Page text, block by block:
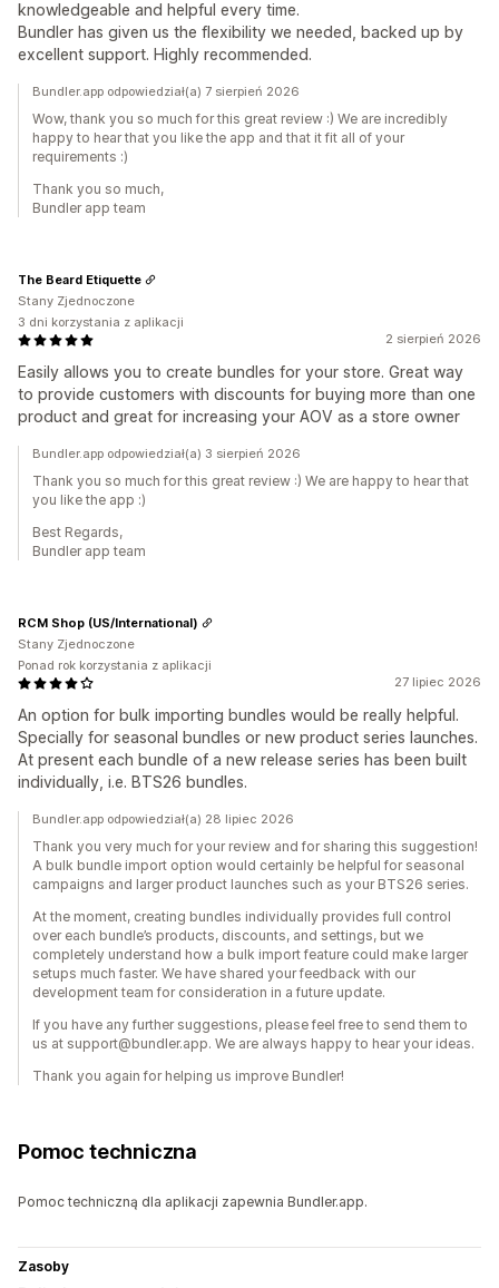
knowledgeable and helpful every time.
Bundler has given us the flexibility we needed, backed up by
excellent support. Highly recommended.
Bundler.app odpowiedział(a) 7 sierpień 2026
Wow, thank you so much for this great review :) We are incredibly
happy to hear that you like the app and that it fit all of your
requirements :)
Thank you so much,
Bundler app team
2 sierpień 2026
Easily allows you to create bundles for your store. Great way
to provide customers with discounts for buying more than one
product and great for increasing your AOV as a store owner
The Beard Etiquette
Stany Zjednoczone
3 dni korzystania z aplikacji
Bundler.app odpowiedział(a) 3 sierpień 2026
Thank you so much for this great review :) We are happy to hear that
you like the app :)
Best Regards,
Bundler app team
27 lipiec 2026
An option for bulk importing bundles would be really helpful.
Specially for seasonal bundles or new product series launches.
At present each bundle of a new release series has been built
individually, i.e. BTS26 bundles.
RCM Shop (US/International)
Stany Zjednoczone
Ponad rok korzystania z aplikacji
Bundler.app odpowiedział(a) 28 lipiec 2026
Thank you very much for your review and for sharing this suggestion!
A bulk bundle import option would certainly be helpful for seasonal
campaigns and larger product launches such as your BTS26 series.
At the moment, creating bundles individually provides full control
over each bundle’s products, discounts, and settings, but we
completely understand how a bulk import feature could make larger
setups much faster. We have shared your feedback with our
development team for consideration in a future update.
If you have any further suggestions, please feel free to send them to
us at support@bundler.app. We are always happy to hear your ideas.
Thank you again for helping us improve Bundler!
Pomoc techniczna
Pomoc techniczną dla aplikacji zapewnia Bundler.app.
Zasoby